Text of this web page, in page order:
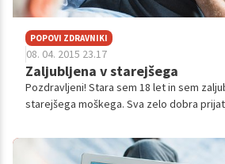
POPOVI ZDRAVNIKI
08. 04. 2015 23.17
Zaljubljena v starejšega
Pozdravljeni! Stara sem 18 let in sem
starejšega moškega. Sva zelo dobra
razmerje med nama v...